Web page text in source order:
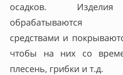
осадков. Изделия
обрабатываются
средствами и
чтобы на них со
плесень, грибки и т.д.